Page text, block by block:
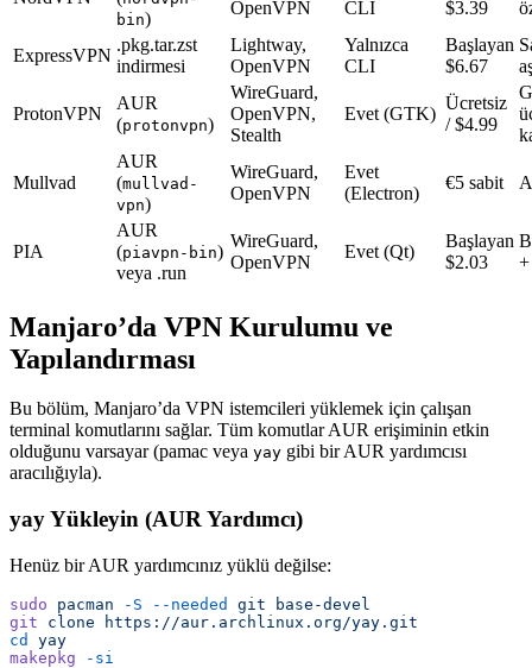
bin)
OpenVPN
CLI
$3.39
ExpressVPN
.pkg.tar.zst
indirmesi
Lightway,
OpenVPN
Yalnızca
CLI
Başlayan
$6.67
ProtonVPN
AUR
(protonvpn)
WireGuard,
OpenVPN,
Stealth
Evet (GTK)
Ücretsiz
/ $4.99
Mullvad
AUR
(mullvad-
vpn)
WireGuard,
OpenVPN
Evet
(Electron)
€5 sabit
PIA
AUR
(piavpn-bin)
veya .run
WireGuard,
OpenVPN
Evet (Qt)
Başlayan
$2.03
+
Manjaro’da VPN Kurulumu ve
Yapılandırması
Bu bölüm, Manjaro’da VPN istemcileri yüklemek için çalışan
terminal komutlarını sağlar. Tüm komutlar AUR erişiminin etkin
olduğunu varsayar (pamac veya yay gibi bir AUR yardımcısı
aracılığıyla).
yay Yükleyin (AUR Yardımcı)
Henüz bir AUR yardımcınız yüklü değilse:
sudo pacman -S --needed git base-devel
git clone https://aur.archlinux.org/yay.git
cd
yay
makepkg -si